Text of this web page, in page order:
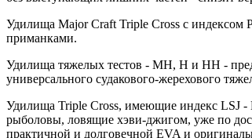
Удилища Major Craft Triple Cross с индексом
приманками.
Удилища тяжелых тестов - MH, H и HH -
универсального судакового-жерехового
Удилища Triple Cross, имеющие индекс LSJ -
рыболовы, ловящие хэви-джигом, уже по
практичной и долговечной EVA и